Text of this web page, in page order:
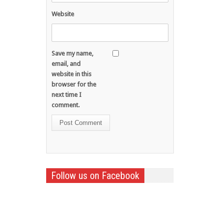
Website
Save my name,
email, and
website in this
browser for the
next time I
comment.
Follow us on Facebook